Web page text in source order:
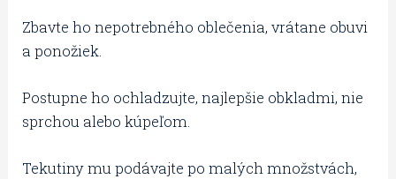
Zbavte ho nepotrebného oblečenia, vrátane obuvi
a ponožiek.
Postupne ho ochladzujte, najlepšie obkladmi, nie
sprchou alebo kúpeľom.
Tekutiny mu podávajte po malých množstvách,